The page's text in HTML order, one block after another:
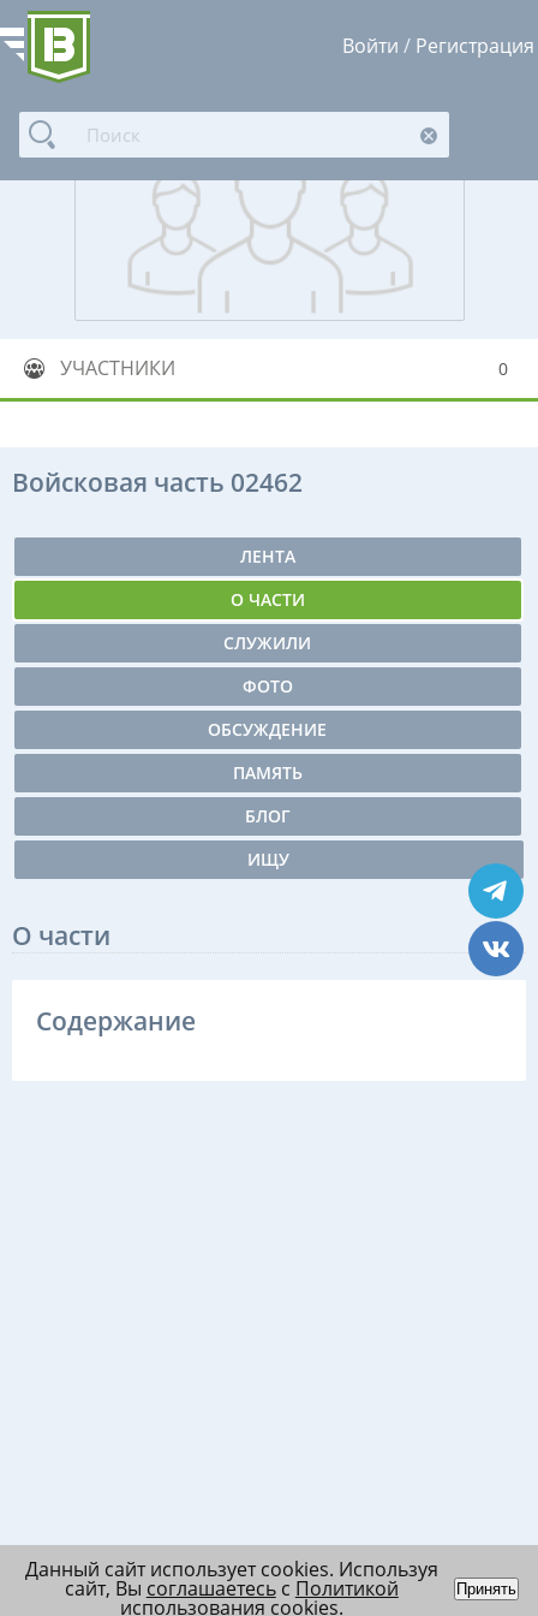
Войти / Регистрация
УЧАСТНИКИ 0
Войсковая часть 02462
ЛЕНТА
О ЧАСТИ
СЛУЖИЛИ
ФОТО
ОБСУЖДЕНИЕ
ПАМЯТЬ
БЛОГ
ИЩУ
О части
Содержание
Данный сайт использует cookies. Используя
сайт, Вы соглашаетесьс Политикой
использования cookies.
Принять